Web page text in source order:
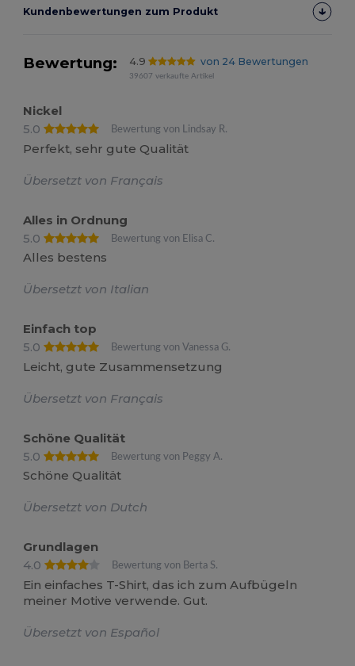
Kundenbewertungen zum Produkt
Bewertung: 4.9 von 24 Bewertungen
39607 verkaufte Artikel
Nickel
5.0
Bewertung von Lindsay R.
Perfekt, sehr gute Qualität
Übersetzt von Français
Alles in Ordnung
5.0
Bewertung von Elisa C.
Alles bestens
Übersetzt von Italian
Einfach top
5.0
Bewertung von Vanessa G.
Leicht, gute Zusammensetzung
Übersetzt von Français
Schöne Qualität
5.0
Bewertung von Peggy A.
Schöne Qualität
Übersetzt von Dutch
Grundlagen
4.0
Bewertung von Berta S.
Ein einfaches T-Shirt, das ich zum Aufbügeln
meiner Motive verwende. Gut.
Übersetzt von Español